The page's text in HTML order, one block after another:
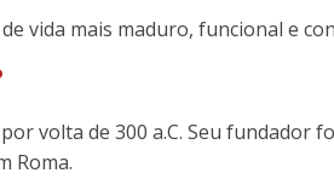
vida mais maduro, funcional e
volta de 300 a.C. Seu fundador
Roma.